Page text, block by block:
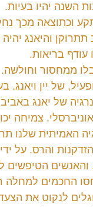
השנה יהיו בעיות.
וכתוצאה מכך
תתרוקן והיאנג
עודף בריאות.
ממחסור וחולשה.
של יין
של יאנג
האמיתית שלנו
והרס. על
והאנשים הטיפשים
החכמים למחלה
לנקוט את